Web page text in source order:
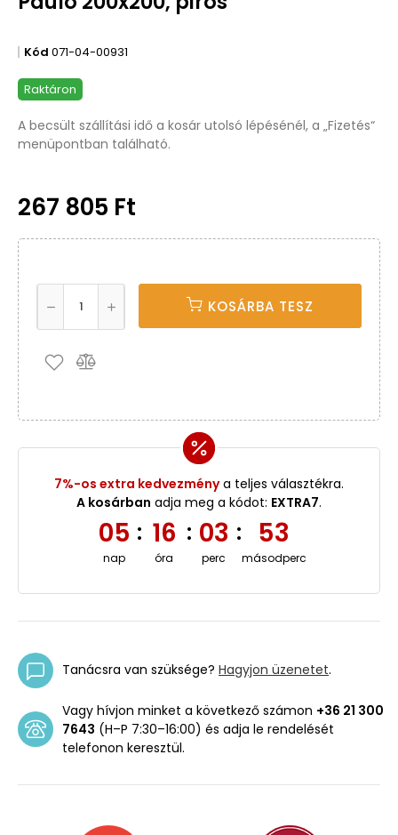
Kód 071-04-00931
Raktáron
A becsült szállítási idő a kosár utolsó lépésénél, a „Fizetés“
menüpontban található.
267 805 Ft
KOSÁRBA TESZ
7%-os extra kedvezménya teljes választékra.
A kosárban adja meg a kódot: EXTRA7.
05
nap
: 16
óra
: 03
perc
: 53
másodperc
Tanácsra van szüksége? Hagyjon üzenetet.
Vagy hívjon minket a következő számon +36 21 300
7643 (H–P 7:30–16:00) és adja le rendelését
telefonon keresztül.